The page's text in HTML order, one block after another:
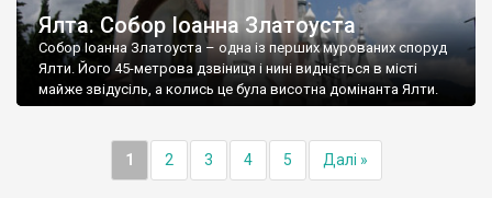
Ялта. Собор Іоанна Златоуста
Собор Іоанна Златоуста – одна із перших мурованих споруд
Ялти. Його 45-метрова дзвіниця і нині видніється в місті
майже звідусіль, а колись це була висотна домінанта Ялти.
1 2 3 4 5 Далі »